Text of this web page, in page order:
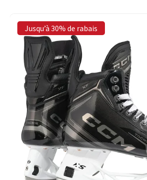
Jusqu’à 30% de rabais